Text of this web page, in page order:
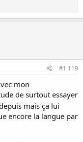
#1 119
mon
de surtout essayer
mais ça lui
encore la langue par